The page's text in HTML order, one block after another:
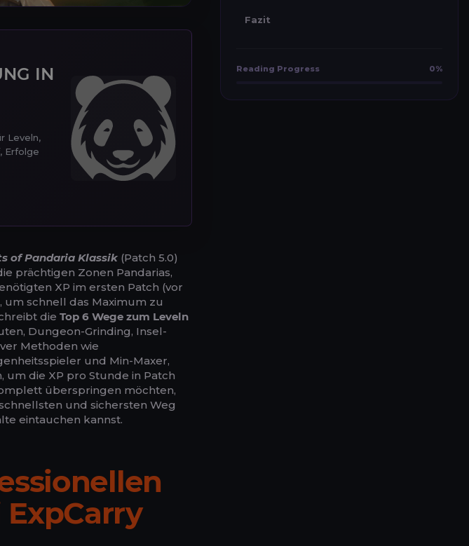
IN
Leveln,
Erfolge
of Pandaria Klassik (Patch 5.0)
prächtigen Zonen Pandarias,
XP im ersten Patch (vor
um schnell das Maximum zu
die Top 6 Wege zum Leveln
Dungeon-Grinding, Insel-
Methoden wie
und Min-Maxer,
um die XP pro Stunde in Patch
überspringen möchten,
und sichersten Weg
eintauchen kannst.
Fazit
Reading Progress 0%